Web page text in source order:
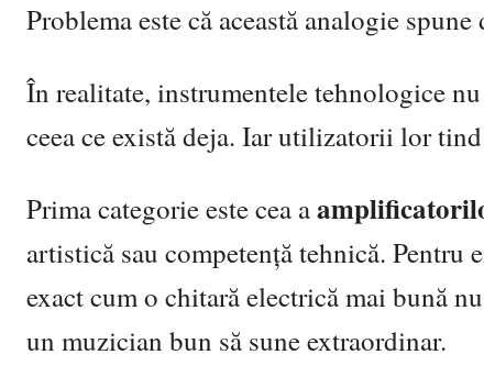
Problema este că această analogie
În realitate, instrumentele tehnologice
ceea ce există deja. Iar utilizatorii lor
Prima categorie este cea a
artistică sau competență tehnică.
exact cum o chitară electrică mai bună
un muzician bun să sune extraordinar.